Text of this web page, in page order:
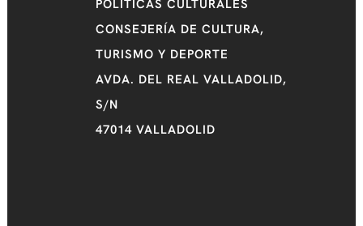
POLÍTICAS CULTURALES
CONSEJERÍA DE CULTURA,
TURISMO Y DEPORTE
AVDA. DEL REAL VALLADOLID,
S/N
47014 VALLADOLID